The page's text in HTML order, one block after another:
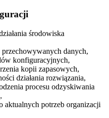
środowiska
danych,
konfiguracyjnych,
kopii zapasowych,
działania rozwiązania,
procesu odzyskiwania
aktualnych potrzeb organizacji